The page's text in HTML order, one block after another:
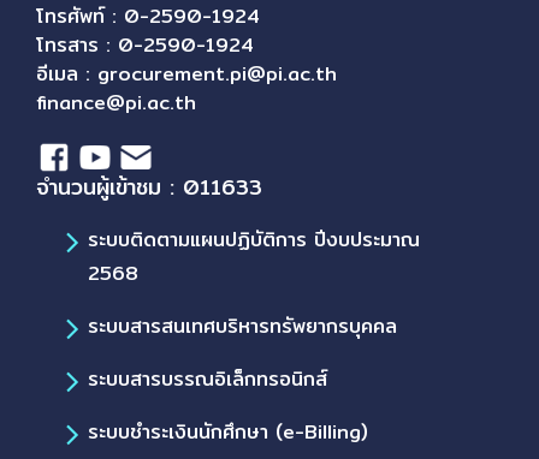
โทรศัพท์ : 0-2590-1924
โทรสาร : 0-2590-1924
อีเมล : grocurement.pi@pi.ac.th
finance@pi.ac.th
จำนวนผู้เข้าชม : 011633
ระบบติดตามแผนปฏิบัติการ ปีงบประมาณ
2568
ระบบสารสนเทศบริหารทรัพยากรบุคคล
ระบบสารบรรณอิเล็กทรอนิกส์
ระบบชำระเงินนักศึกษา (e-Billing)